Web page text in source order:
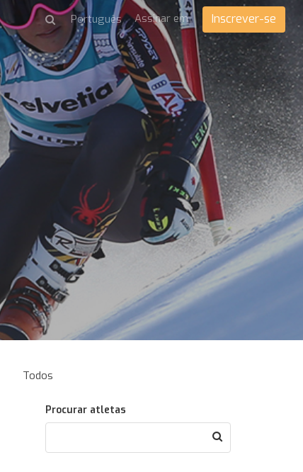
Assinar em Inscrever-se
Todos
Procurar atletas